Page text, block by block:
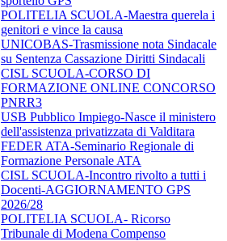
POLITELIA SCUOLA-Maestra querela i
genitori e vince la causa
UNICOBAS-Trasmissione nota Sindacale
su Sentenza Cassazione Diritti Sindacali
CISL SCUOLA-CORSO DI
FORMAZIONE ONLINE CONCORSO
PNRR3
USB Pubblico Impiego-Nasce il ministero
dell'assistenza privatizzata di Valditara
FEDER ATA-Seminario Regionale di
Formazione Personale ATA
CISL SCUOLA-Incontro rivolto a tutti i
Docenti-AGGIORNAMENTO GPS
2026/28
POLITELIA SCUOLA- Ricorso
Tribunale di Modena Compenso